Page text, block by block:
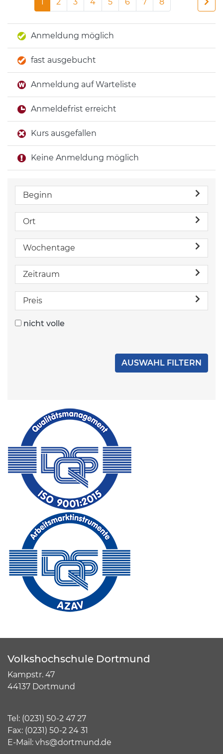
Anmeldung möglich
fast ausgebucht
Anmeldung auf Warteliste
Anmeldefrist erreicht
Kurs ausgefallen
Keine Anmeldung möglich
Beginn
Ort
Wochentage
Zeitraum
Preis
nicht volle
Volkshochschule Dortmund
Kampstr. 47
44137 Dortmund
Tel: (0231) 50-2 47 27
Fax: (0231) 50-2 24 31
E-Mail: vhs@dortmund.de